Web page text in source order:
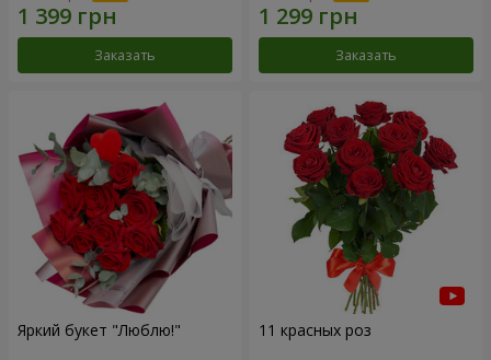
Заказать Заказать
Яркий букет "Люблю!" 11 красных роз